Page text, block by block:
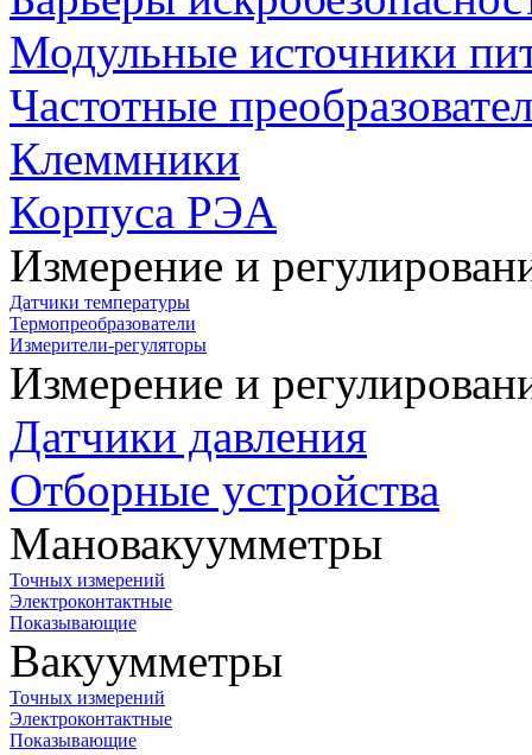
Модульные источники
Частотные
Клеммники
Корпуса РЭА
Измерение и
Датчики температуры
Термопреобразователи
Измерители-регуляторы
Измерение и
Датчики давления
Отборные устройства
Мановакуумметры
Точных измерений
Электроконтактные
Показывающие
Вакуумметры
Точных измерений
Электроконтактные
Показывающие